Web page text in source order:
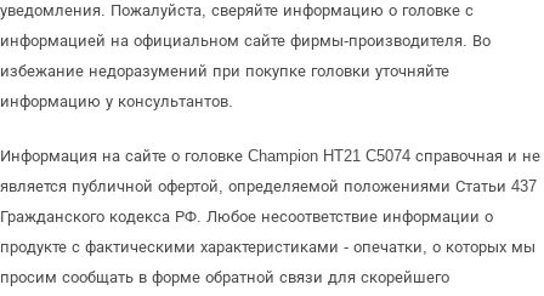
уведомления. Пожалуйста, сверяйте информацию о головке с
информацией на официальном сайте фирмы-производителя. Во
избежание недоразумений при покупке головки уточняйте
информацию у консультантов.
Информация на сайте о головке Champion HT21 C5074 справочная и не
является публичной офертой, определяемой положениями Статьи 437
Гражданского кодекса РФ. Любое несоответствие информации о
продукте с фактическими характеристиками - опечатки, о которых мы
просим сообщать в форме обратной связи для скорейшего